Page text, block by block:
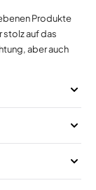
Produkte
stolz auf das
aber auch